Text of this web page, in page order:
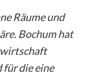
Räume und
Bochum hat
die eine